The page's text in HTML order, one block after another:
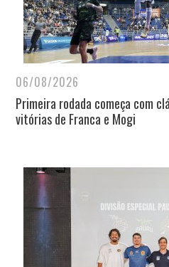
06/08/2026
Primeira rodada começa com
vitórias de Franca e Mogi